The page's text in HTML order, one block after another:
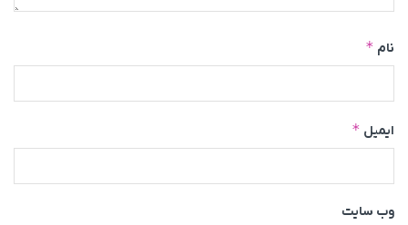
نام *
ایمیل *
وب‌ سایت